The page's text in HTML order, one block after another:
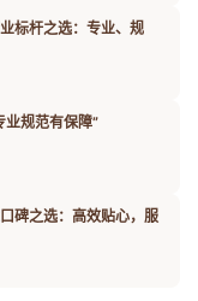
标杆之选：专业、规
业规范有保障”
碑之选：高效贴心，服